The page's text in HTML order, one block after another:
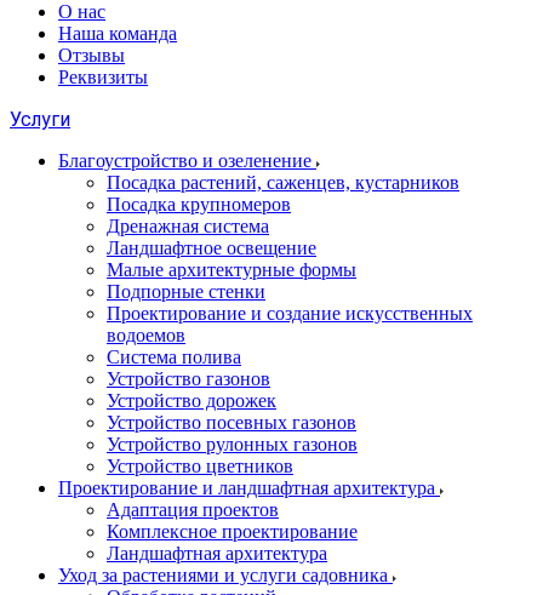
О нас
Наша команда
Отзывы
Реквизиты
Услуги
Благоустройство и озеленение
Посадка растений, саженцев, кустарников
Посадка крупномеров
Дренажная система
Ландшафтное освещение
Малые архитектурные формы
Подпорные стенки
Проектирование и создание искусственных
водоемов
Система полива
Устройство газонов
Устройство дорожек
Устройство посевных газонов
Устройство рулонных газонов
Устройство цветников
Проектирование и ландшафтная архитектура
Адаптация проектов
Комплексное проектирование
Ландшафтная архитектура
Уход за растениями и услуги садовника